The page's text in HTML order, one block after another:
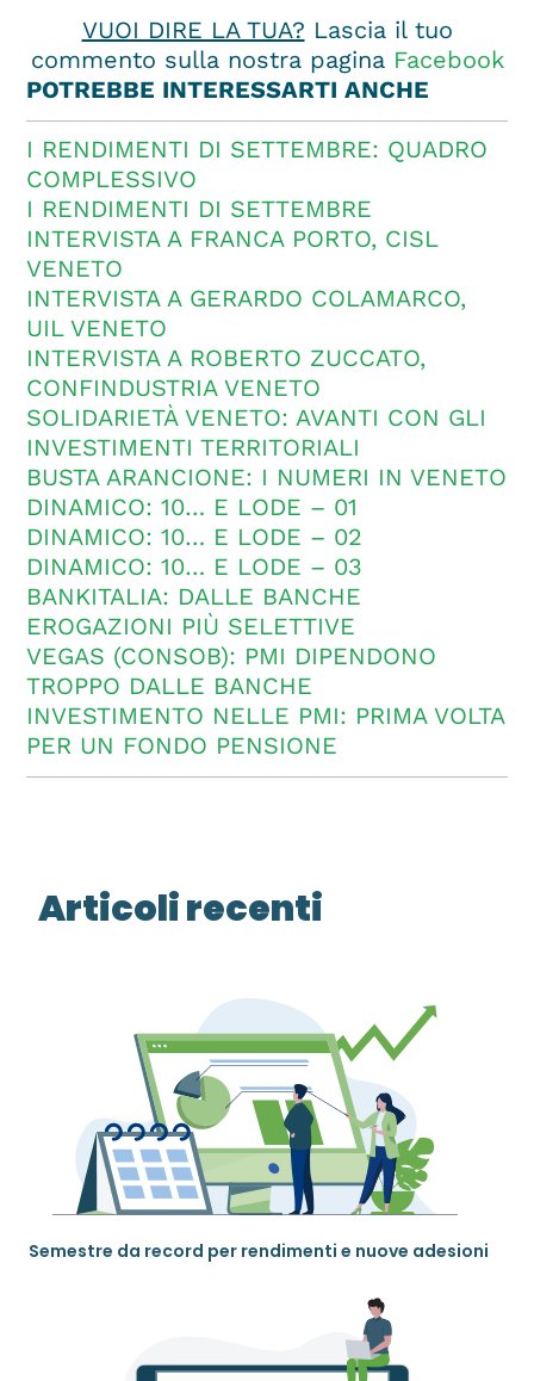
VUOI DIRE LA TUA? Lascia il tuo
commento sulla nostra pagina Facebook
POTREBBE INTERESSARTI ANCHE
I RENDIMENTI DI SETTEMBRE: QUADRO
COMPLESSIVO
I RENDIMENTI DI SETTEMBRE
INTERVISTA A FRANCA PORTO, CISL
VENETO
INTERVISTA A GERARDO COLAMARCO,
UIL VENETO
INTERVISTA A ROBERTO ZUCCATO,
CONFINDUSTRIA VENETO
SOLIDARIETÀ VENETO: AVANTI CON GLI
INVESTIMENTI TERRITORIALI
BUSTA ARANCIONE: I NUMERI IN VENETO
DINAMICO: 10… E LODE – 01
DINAMICO: 10… E LODE – 02
DINAMICO: 10… E LODE – 03
BANKITALIA: DALLE BANCHE
EROGAZIONI PIÙ SELETTIVE
VEGAS (CONSOB): PMI DIPENDONO
TROPPO DALLE BANCHE
INVESTIMENTO NELLE PMI: PRIMA VOLTA
PER UN FONDO PENSIONE
Articoli recenti
Semestre da record per rendimenti e nuove adesioni